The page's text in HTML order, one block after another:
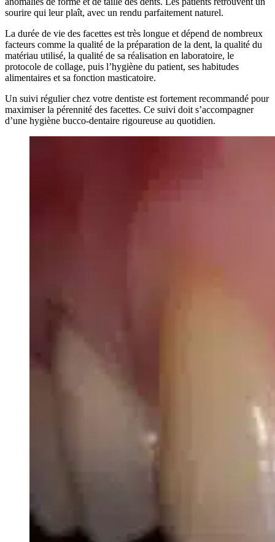
sourire qui leur plaît, avec un rendu parfaitement naturel.
La durée de vie des facettes est très longue et dépend de nombreux
facteurs comme la qualité de la préparation de la dent, la qualité du
matériau utilisé, la qualité de sa réalisation en laboratoire, le
protocole de collage, puis l’hygiène du patient, ses habitudes
alimentaires et sa fonction masticatoire.
Un suivi régulier chez votre dentiste est fortement recommandé pour
maximiser la pérennité des facettes. Ce suivi doit s’accompagner
d’une hygiène bucco-dentaire rigoureuse au quotidien.